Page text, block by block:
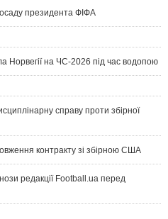
президента ФІФА
Норвегії на ЧС-2026 під час водопою
справу проти збірної
контракту зі збірною США
редакції Football.ua перед